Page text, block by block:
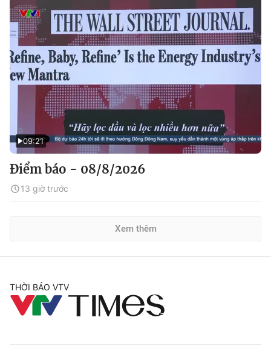
09:21
Điểm báo - 08/8/2026
13 giờ trước
Xem thêm
THỜI BÁO VTV